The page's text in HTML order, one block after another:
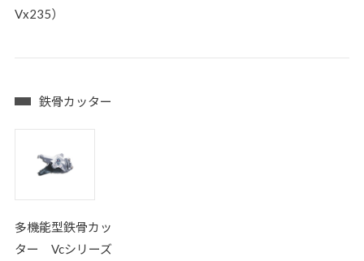
Vx235）
鉄骨カッター
多機能型鉄骨カッ
ター Vcシリーズ